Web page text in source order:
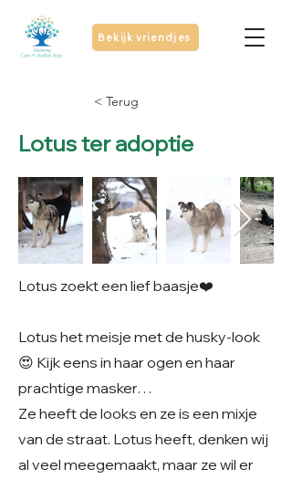
Bekijk vriendjes
< Terug
Lotus ter adoptie
Lotus zoekt een lief baasje❤️
Lotus het meisje met de husky-look
😍 Kijk eens in haar ogen en haar
prachtige masker…
Ze heeft de looks en ze is een mixje
van de straat. Lotus heeft, denken wij
al veel meegemaakt, maar ze wil er